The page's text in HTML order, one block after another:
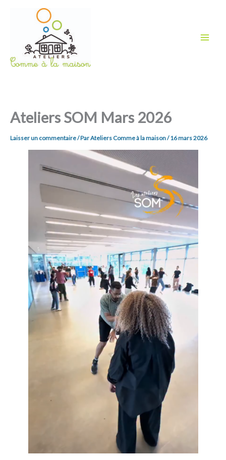
Ateliers SOM Mars 2026
Laisser un commentaire/ ParAteliers Comme à la maison/16 mars 2026